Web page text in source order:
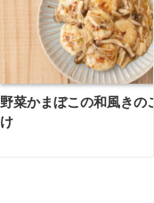
野菜かまぼこの和風きの
け